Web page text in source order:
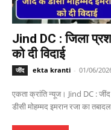
Jind DC : जिला
को दी विदाई
जींद ekta kranti - 01/06/
एकता क्रांति न्यूज। Jind DC : जींद
डीसी मोहम्मद इमरान रजा का